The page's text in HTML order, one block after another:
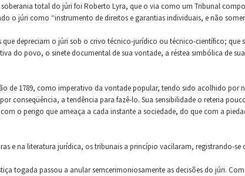
soberania total do júri foi Roberto Lyra, que o via como um Tribunal
o júri como “instrumento de direitos e garantias individuais, e não
que depreciam o júri sob o crivo técnico-jurídico ou técnico-científico;
do povo, o sinete documental de sua vontade, a réstea simbólica de
de 1789, como imperativo da vontade popular, tendo sido acolhido
conseqüência, a tendência para fazê-lo. Sua sensibilidade o reteria
o perigo que ameaça a cada instante a sociedade, do que com a
e na literatura jurídica, os tribunais a princípio vacilaram, registrando-
togada passou a anular semcerimoniosamente as decisões do júri.